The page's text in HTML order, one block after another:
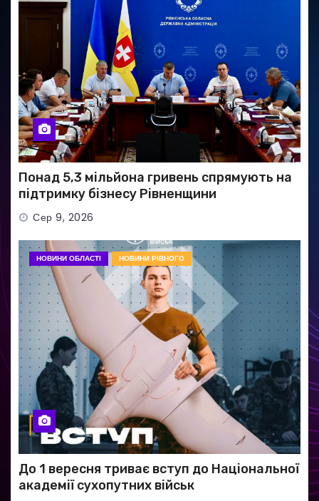
Понад 5,3 мільйона гривень спрямують на
підтримку бізнесу Рівненщини
Сер 9, 2026
НОВИНИ ОБЛАСТІ НОВИНИ РІВНОГО
До 1 вересня триває вступ до Національної
академії сухопутних військ